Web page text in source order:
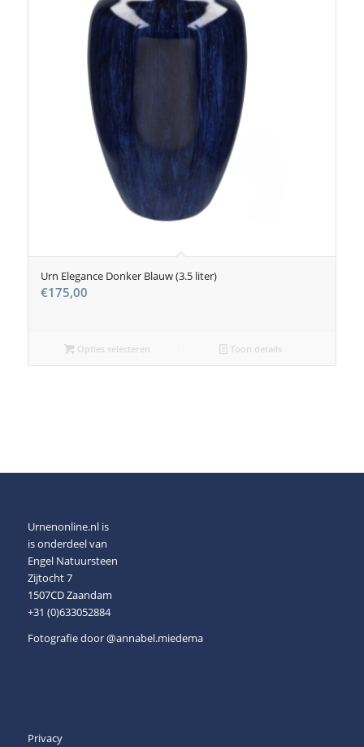
Urn Elegance Donker Blauw (3.5 liter)
€175,00
Opties selecteren Toon details
Urnenonline.nl is
is onderdeel van
Engel Natuursteen
Zijtocht 7
1507CD Zaandam
+31 (0)633052884
Fotografie door@annabel.miedema
Privacy